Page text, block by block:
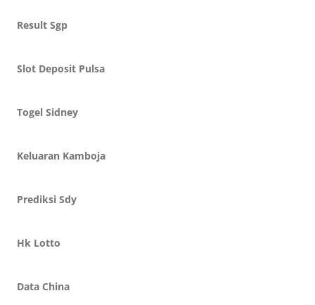
Result Sgp
Slot Deposit Pulsa
Togel Sidney
Keluaran Kamboja
Prediksi Sdy
Hk Lotto
Data China